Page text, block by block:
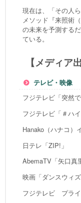
現在は、「その人
メソッド『来照術
の未来を予測する
ている。
【メディア
テレビ・映像
フジテレビ「突然
フジテレビ「＃ハ
Hanako（ハナコ）
日テレ「ZIP!」
AbemaTV「矢口真
映画「ダンスウィズ
フジテレビ プラ